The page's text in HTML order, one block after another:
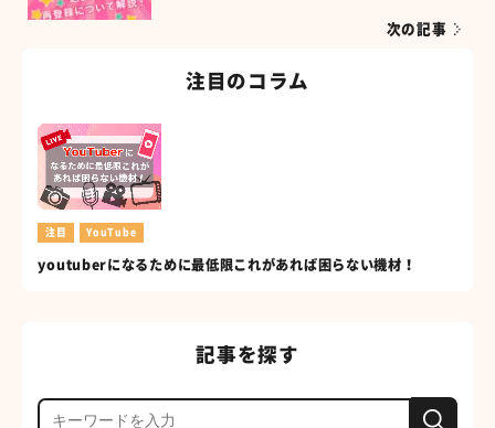
次の記事
注目のコラム
注目 YouTube
youtuberになるために最低限これがあれば困らない機材！
記事を探す